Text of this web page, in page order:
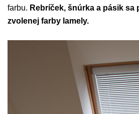
farbu. Rebríček, šnúrka a pásik sa
zvolenej farby lamely.